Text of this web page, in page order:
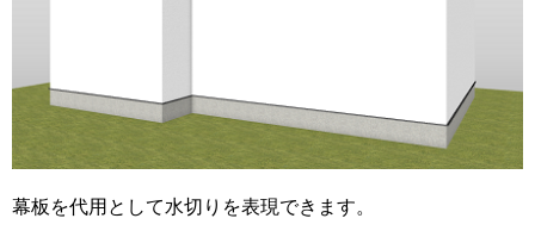
幕板を代用として水切りを表現できます。